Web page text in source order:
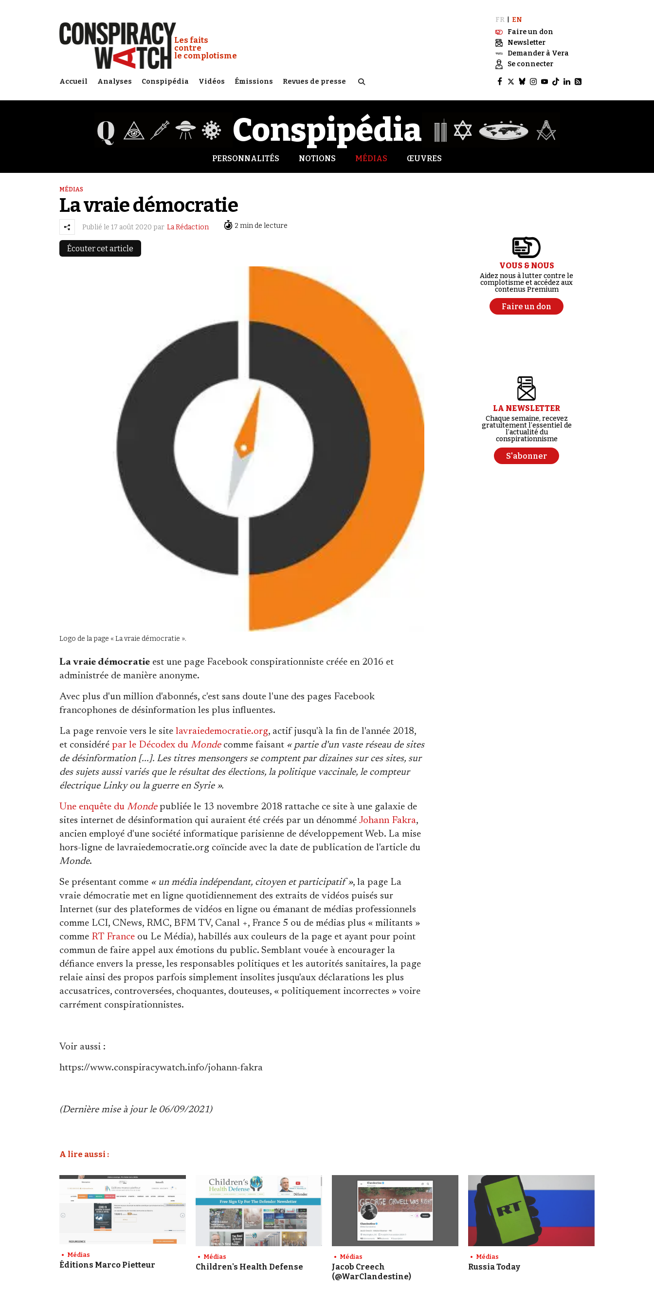
Conspiracy Watch :
Les faits
contre
le complotisme
Accueil Analyses Conspipédia Vidéos Émissions Revues de presse
FR
EN
Faire un don
Newsletter
Demander à Vera
Se connecter
Conspipédia
PERSONNALITÉS NOTIONS MÉDIAS ŒUVRES
MÉDIAS
La vraie démocratie
Publié le 17 août 2020 par La Rédaction 2 min de lecture
Écouter cet article
Logo de la page « La vraie démocratie ».
La vraie démocratie est une page Facebook conspirationniste créée en 2016 et
administrée de manière anonyme.
Avec plus d'un million d'abonnés, c'est sans doute l'une des pages Facebook
francophones de désinformation les plus influentes.
La page renvoie vers le site lavraiedemocratie.org, actif jusqu'à la fin de l'année 2018,
et considéré par le Décodex du Mondecomme faisant « partie d'un vaste réseau de sites
de désinformation [...]. Les titres mensongers se comptent par dizaines sur ces sites, sur
des sujets aussi variés que le résultat des élections, la politique vaccinale, le compteur
électrique Linky ou la guerre en Syrie ».
Une enquête du Mondepubliée le 13 novembre 2018 rattache ce site à une galaxie de
sites internet de désinformation qui auraient été créés par un dénommé Johann Fakra,
ancien employé d'une société informatique parisienne de développement Web. La mise
hors-ligne de lavraiedemocratie.org coïncide avec la date de publication de l'article du
Monde.
Se présentant comme « un média indépendant, citoyen et participatif », la page La
vraie démocratie met en ligne quotidiennement des extraits de vidéos puisés sur
Internet (sur des plateformes de vidéos en ligne ou émanant de médias professionnels
comme LCI, CNews, RMC, BFM TV, Canal +, France 5 ou de médias plus « militants »
comme RT France ou Le Média), habillés aux couleurs de la page et ayant pour point
commun de faire appel aux émotions du public. Semblant vouée à encourager la
défiance envers la presse, les responsables politiques et les autorités sanitaires, la page
relaie ainsi des propos parfois simplement insolites jusqu'aux déclarations les plus
accusatrices, controversées, choquantes, douteuses, « politiquement incorrectes » voire
carrément conspirationnistes.
Voir aussi :
https://www.conspiracywatch.info/johann-fakra
(Dernière mise à jour le 06/09/2021)
VOUS & NOUS
Aidez nous à lutter contre le
complotisme et accédez aux
contenus Premium
Faire un don
LA NEWSLETTER
Chaque semaine, recevez
gratuitement l’essentiel de
l’actualité du
conspirationnisme
S'abonner
A lire aussi :
Médias
Éditions Marco Pietteur
Médias
Children's Health Defense
Médias
Jacob Creech
(@WarClandestine)
Médias
Russia Today